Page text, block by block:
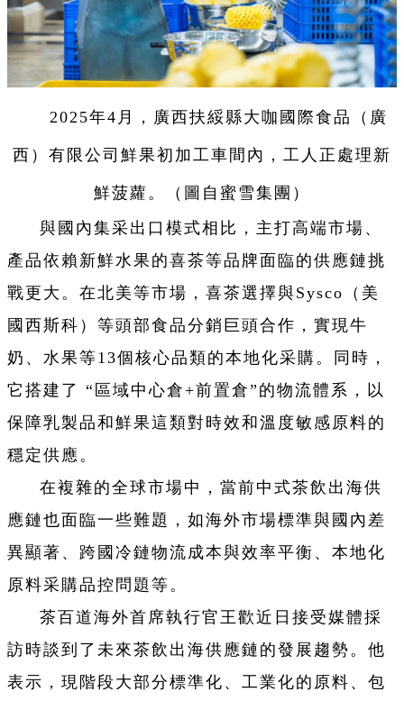
2025年4月，廣西扶綏縣大咖國際食品（廣
西）有限公司鮮果初加工車間內，工人正處理新
鮮菠蘿。（圖自蜜雪集團）
與國內集采出口模式相比，主打高端市場、
產品依賴新鮮水果的喜茶等品牌面臨的供應鏈挑
戰更大。在北美等市場，喜茶選擇與Sysco（美
國西斯科）等頭部食品分銷巨頭合作，實現牛
奶、水果等13個核心品類的本地化采購。同時，
它搭建了 “區域中心倉+前置倉”的物流體系，以
保障乳製品和鮮果這類對時效和溫度敏感原料的
穩定供應。
在複雜的全球市場中，當前中式茶飲出海供
應鏈也面臨一些難題，如海外市場標準與國內差
異顯著、跨國冷鏈物流成本與效率平衡、本地化
原料采購品控問題等。
茶百道海外首席執行官王歡近日接受媒體採
訪時談到了未來茶飲出海供應鏈的發展趨勢。他
表示，現階段大部分標準化、工業化的原料、包